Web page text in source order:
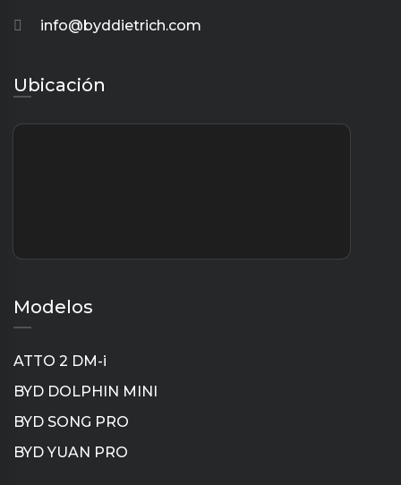
info@byddietrich.com
Ubicación
Modelos
ATTO 2 DM-i
BYD DOLPHIN MINI
BYD SONG PRO
BYD YUAN PRO